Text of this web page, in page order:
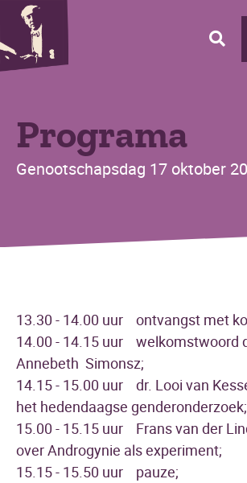
Skip
main
Programa
Genootschapsdag 17 oktober
13.30 - 14.00 uur ontvangst met
14.00 - 14.15 uur welkomstwoord
Annebeth Simonsz;
14.15 - 15.00 uur dr. Looi van
het hedendaagse genderonderzoek;
15.00 - 15.15 uur Frans van der
over Androgynie als experiment;
15.15 - 15.50 uur pauze;